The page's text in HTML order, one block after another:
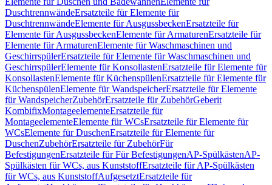
DuschtrennwändeErsatzteile für Elemente für
DuschtrennwändeElemente für AusgussbeckenErsatzteile für
Elemente für AusgussbeckenElemente für ArmaturenErsatzteile für
Elemente für ArmaturenElemente für Waschmaschinen und
GeschirrspülerErsatzteile für Elemente für Waschmaschinen und
GeschirrspülerElemente für KonsollastenErsatzteile für Elemente für
KonsollastenElemente für KüchenspülenErsatzteile für Elemente für
KüchenspülenElemente für WandspeicherErsatzteile für Elemente
für WandspeicherZubehörErsatzteile für ZubehörGeberit
KombifixMontageelementeErsatzteile für
MontageelementeElemente für WCsErsatzteile für Elemente für
WCsElemente für DuschenErsatzteile für Elemente für
DuschenZubehörErsatzteile für ZubehörFür
BefestigungenErsatzteile für Für BefestigungenAP-SpülkästenAP-
Spülkästen für WCs, aus KunststoffErsatzteile für AP-Spülkästen
für WCs, aus KunststoffAufgesetztErsatzteile für